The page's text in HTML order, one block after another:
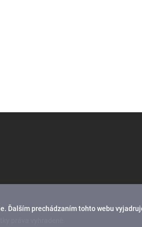
Ďalším prechádzaním tohto webu